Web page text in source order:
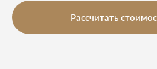
Рассчитать